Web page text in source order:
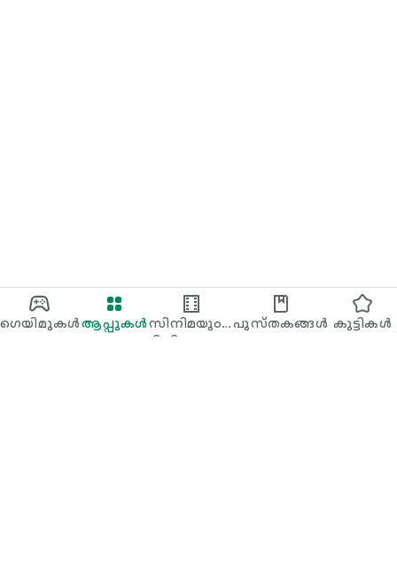
ഗെയിമുകൾആപ്പുകൾസിനിമയും
ടിവിഷോയും
പുസ്‌തകങ്ങൾ കുട്ടികള്‍‌